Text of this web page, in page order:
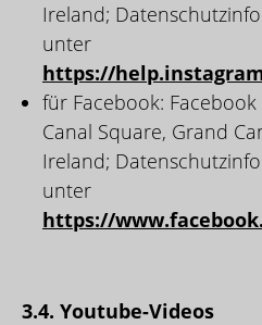
Ireland;
unter
https://
für Facebook:
Canal Square, Grand
Ireland;
unter
https://
3.4. Youtube-Videos